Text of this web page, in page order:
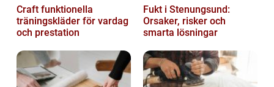
Craft funktionella
träningskläder för vardag
och prestation
Fukt i Stenungsund:
Orsaker, risker och
smarta lösningar